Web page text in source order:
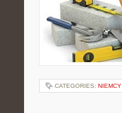
CATEGORIES: NIEMCY